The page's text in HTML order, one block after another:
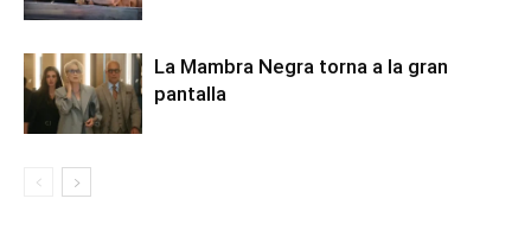
La Mambra Negra torna a la gran
pantalla